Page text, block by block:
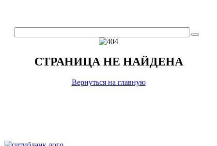
СТРАНИЦА НЕ НАЙДЕНА
Вернуться на главную